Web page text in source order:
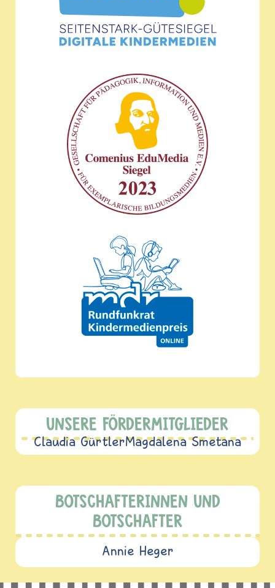
UNSERE FÖRDERMITGLIEDER
Claudia GürtlerMagdalena Smetana
BOTSCHAFTERINNEN UND
BOTSCHAFTER
Annie Heger